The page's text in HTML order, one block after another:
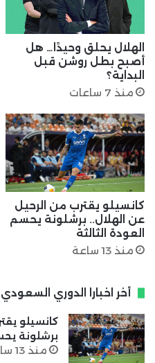
الهلال يحلق وحيدًا… هل
أصبح بطل روشن قبل
البداية؟
منذ 7 ساعات
كانسيلو يقترب من الرحيل
عن الهلال.. برشلونة يحسم
العودة الثالثة
منذ 13 ساعة
أخر اخبارا الدوري السعودي
كانسيلو
برشلونة
منذ 13 ساعة